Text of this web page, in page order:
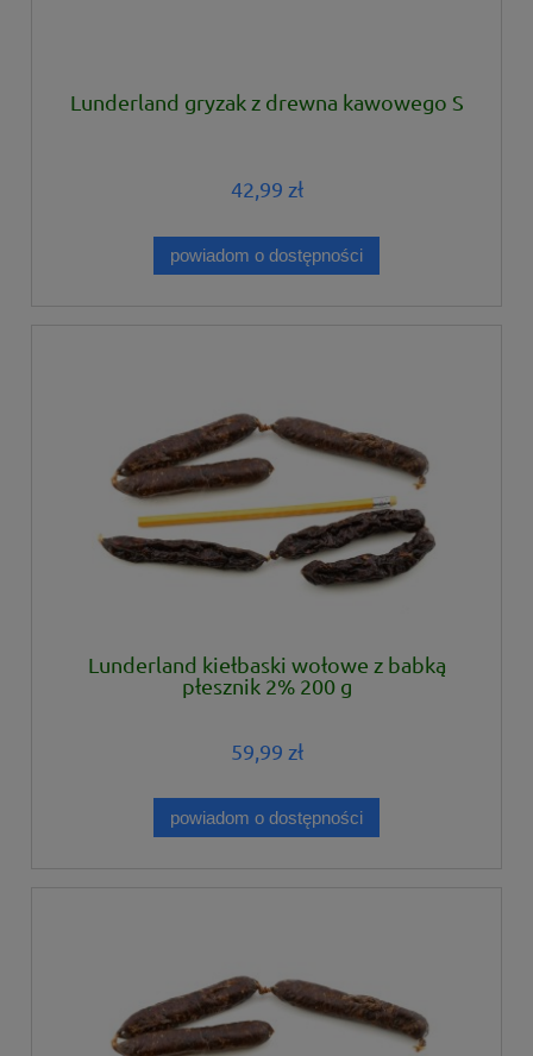
Lunderland gryzak z drewna kawowego S
42,99 zł
powiadom o dostępności
Lunderland kiełbaski wołowe z babką
płesznik 2% 200 g
59,99 zł
powiadom o dostępności